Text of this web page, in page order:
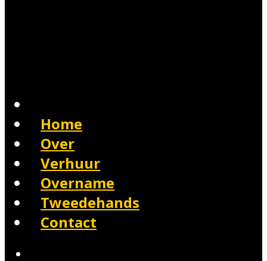
Home
Over
Verhuur
Overname
Tweedehands
Contact